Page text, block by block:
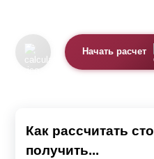
Начать расчет
Как рассчитать
получить...